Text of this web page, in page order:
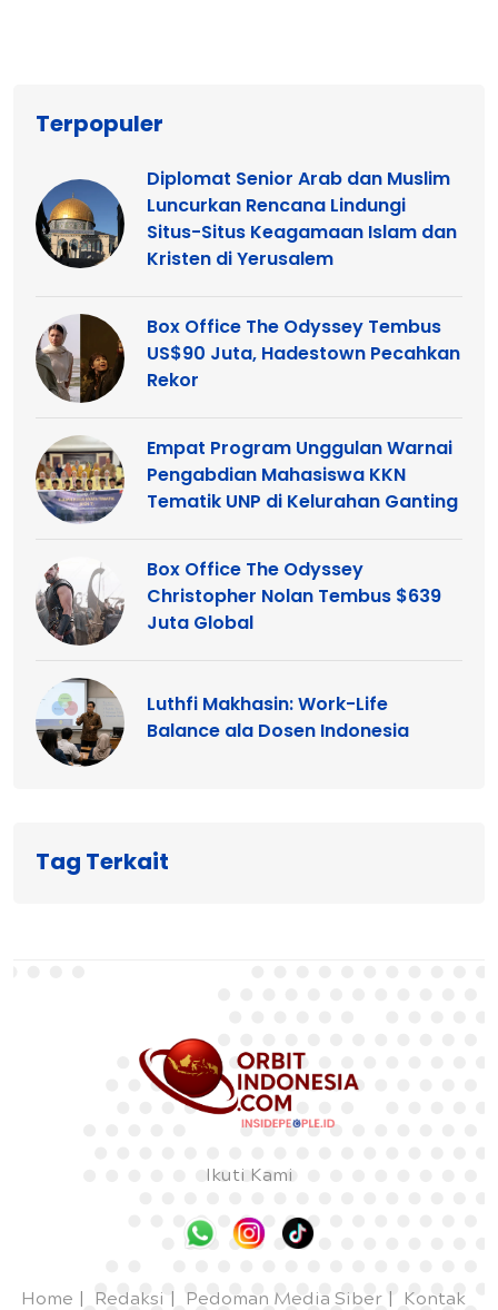
Terpopuler
Diplomat Senior Arab dan Muslim
Luncurkan Rencana Lindungi
Situs-Situs Keagamaan Islam dan
Kristen di Yerusalem
Box Office The Odyssey Tembus
US$90 Juta, Hadestown Pecahkan
Rekor
Empat Program Unggulan Warnai
Pengabdian Mahasiswa KKN
Tematik UNP di Kelurahan Ganting
Box Office The Odyssey
Christopher Nolan Tembus $639
Juta Global
Luthfi Makhasin: Work-Life
Balance ala Dosen Indonesia
Tag Terkait
Ikuti Kami
Home Redaksi Pedoman Media Siber Kontak